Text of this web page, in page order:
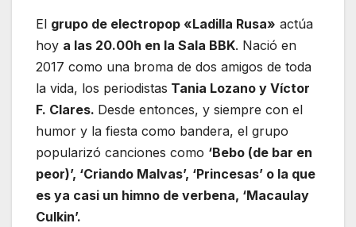
El grupo de electropop «Ladilla Rusa» actúa
hoy a las 20.00h en la Sala BBK. Nació en
2017 como una broma de dos amigos de toda
la vida, los periodistas Tania Lozano y Víctor
F. Clares. Desde entonces, y siempre con el
humor y la fiesta como bandera, el grupo
popularizó canciones como ‘Bebo (de bar en
peor)’, ‘Criando Malvas’, ‘Princesas’ o la que
es ya casi un himno de verbena, ‘Macaulay
Culkin’.